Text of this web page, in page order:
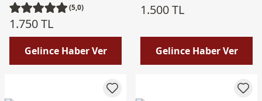
(5,0)
1.750 TL
Gelince Haber Ver
1.500 TL
Gelince Haber Ver